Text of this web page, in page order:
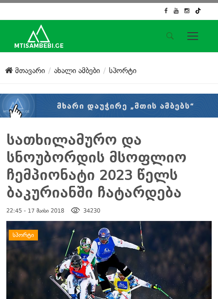
საიტის მენიუ
მთავარი
ქართული საქმე
კონტაქტი
სოციალური ქსელები
მთავარი ახალი ამბები სპორტი
სათხილამურო და
სნოუბორდის მსოფლიო
ჩემპიონატი 2023 წელს
ბაკურიანში ჩატარდება
22:45 - 17 მაისი 2018 34230
დატოვე კომენტარი
ᲡᲞᲝᲠᲢᲘ